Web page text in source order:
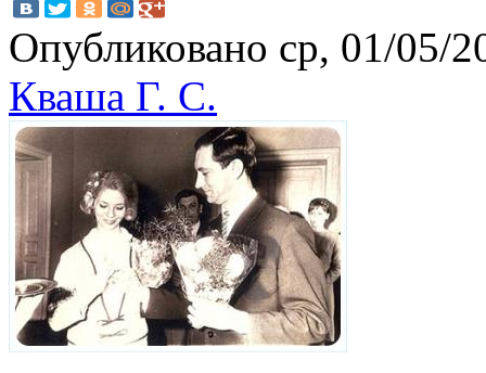
Опубликовано ср, 01/05/
Кваша Г. С.